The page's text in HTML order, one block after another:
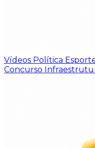
Vídeos Política
Concurso